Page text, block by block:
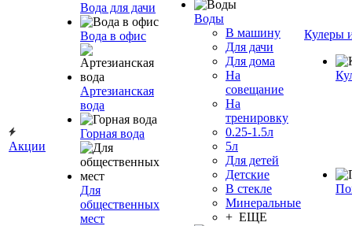
Акции
Вода для дачи
Вода в офис
Артезианская
вода
Горная вода
Для
общественных
мест
Воды
В машину
Для дачи
Для дома
На
совещание
На
тренировку
0.25-1.5л
5л
Для детей
Детские
В стекле
Минеральные
+ ЕЩЕ
Кулеры